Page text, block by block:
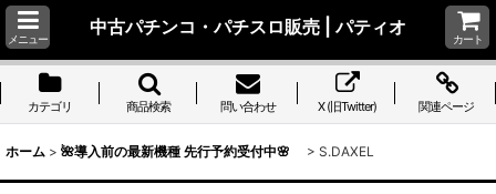
メニュー
中古パチンコ・パチスロ販売 | パティオ
カート
カテゴリ 商品検索 問い合わせ X (旧Twitter) 関連ページ
ホーム > 🌺導入前の最新機種 先行予約受付中🌸 > S.DAXEL